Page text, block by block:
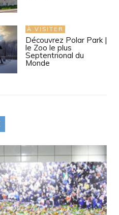
À VISITER
Découvrez Polar Park |
le Zoo le plus
Septentrional du
Monde